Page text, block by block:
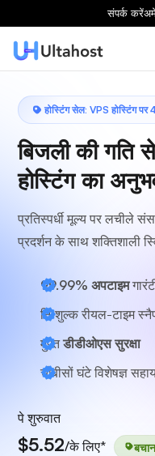
संपर्क करें
होस्टिंग सेल: VPS होस्टिंग
बिजली की गति
होस्टिंग का
प्रतिस्पर्धी मूल्य पर लचीले
प्रदर्शन के साथ शक्तिशाली
99.99% अपटाइम
निःशुल्क रीयल-टाइम
मुफ़्तडीडीओएस सुरक्षा
चौबीसों घंटेविशेषज्ञ
पे शुरुवात
$5.52/के लिए*